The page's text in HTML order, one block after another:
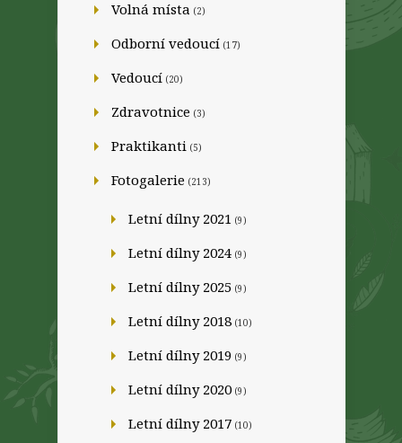
Volná místa (2)
Odborní vedoucí (17)
Vedoucí (20)
Zdravotnice (3)
Praktikanti (5)
Fotogalerie (213)
Letní dílny 2021 (9)
Letní dílny 2024 (9)
Letní dílny 2025 (9)
Letní dílny 2018 (10)
Letní dílny 2019 (9)
Letní dílny 2020 (9)
Letní dílny 2017 (10)